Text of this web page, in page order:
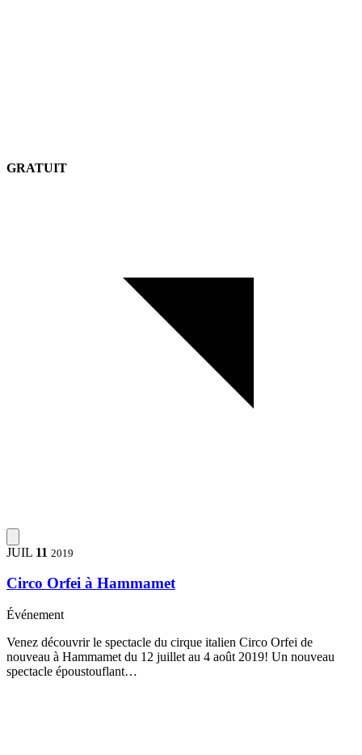
GRATUIT
JUIL 11 2019
Circo Orfei à Hammamet
Événement
Venez découvrir le spectacle du cirque italien Circo Orfei de
nouveau à Hammamet du 12 juillet au 4 août 2019! Un nouveau
spectacle époustouflant…